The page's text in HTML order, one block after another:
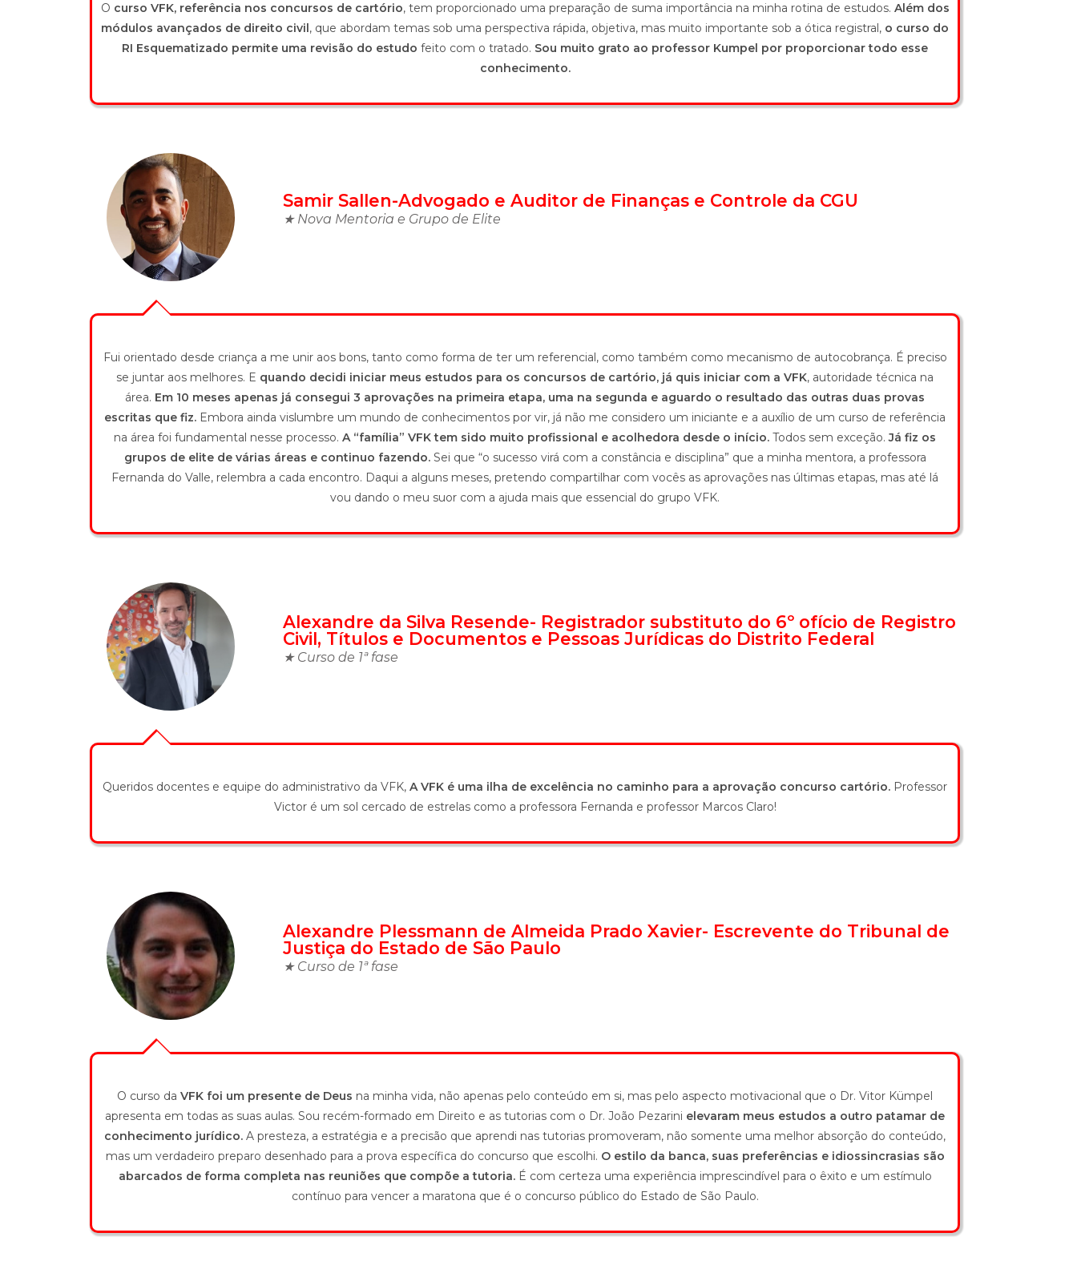
O curso VFK, referência nos concursos de cartório, tem proporcionado uma preparação de suma importância na minha rotina de estudos. Além dos
módulos avançados de direito civil, que abordam temas sob uma perspectiva rápida, objetiva, mas muito importante sob a ótica registral, o curso do
RI Esquematizado permite uma revisão do estudo feito com o tratado. Sou muito grato ao professor Kumpel por proporcionar todo esse
conhecimento.
Samir Sallen-Advogado e Auditor de Finanças e Controle da CGU
★ Nova Mentoria e Grupo de Elite
Fui orientado desde criança a me unir aos bons, tanto como forma de ter um referencial, como também como mecanismo de autocobrança. É preciso
se juntar aos melhores. E quando decidi iniciar meus estudos para os concursos de cartório, já quis iniciar com a VFK, autoridade técnica na
área. Em 10 meses apenas já consegui 3 aprovações na primeira etapa, uma na segunda e aguardo o resultado das outras duas provas
escritas que fiz. Embora ainda vislumbre um mundo de conhecimentos por vir, já não me considero um iniciante e a auxílio de um curso de referência
na área foi fundamental nesse processo. A “família” VFK tem sido muito profissional e acolhedora desde o início. Todos sem exceção.Já fiz os
grupos de elite de várias áreas e continuo fazendo.Sei que “o sucesso virá com a constância e disciplina” que a minha mentora, a professora
Fernanda do Valle, relembra a cada encontro. Daqui a alguns meses, pretendo compartilhar com vocês as aprovações nas últimas etapas, mas até lá
vou dando o meu suor com a ajuda mais que essencial do grupo VFK.
Alexandre da Silva Resende- Registrador substituto do 6º ofício de Registro
Civil, Títulos e Documentos e Pessoas Jurídicas do Distrito Federal
★ Curso de 1ª fase
Queridos docentes e equipe do administrativo da VFK, A VFK é uma ilha de excelência no caminho para a aprovação concurso cartório. Professor
Victor é um sol cercado de estrelas como a professora Fernanda e professor Marcos Claro!
Alexandre Plessmann de Almeida Prado Xavier- Escrevente do Tribunal de
Justiça do Estado de São Paulo
★ Curso de 1ª fase
O curso da VFK foi um presente de Deus na minha vida, não apenas pelo conteúdo em si, mas pelo aspecto motivacional que o Dr. Vitor Kümpel
apresenta em todas as suas aulas. Sou recém-formado em Direito e as tutorias com o Dr. João Pezarini elevaram meus estudos a outro patamar de
conhecimento jurídico. A presteza, a estratégia e a precisão que aprendi nas tutorias promoveram, não somente uma melhor absorção do conteúdo,
mas um verdadeiro preparo desenhado para a prova específica do concurso que escolhi. O estilo da banca, suas preferências e idiossincrasias são
abarcados de forma completa nas reuniões que compõe a tutoria.É com certeza uma experiência imprescindível para o êxito e um estímulo
contínuo para vencer a maratona que é o concurso público do Estado de São Paulo.